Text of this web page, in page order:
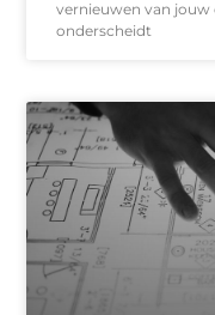
vernieuwen van jouw
onderscheidt